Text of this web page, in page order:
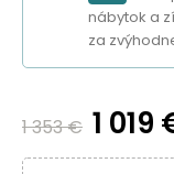
nábytok a
za
1 353 € 1 019